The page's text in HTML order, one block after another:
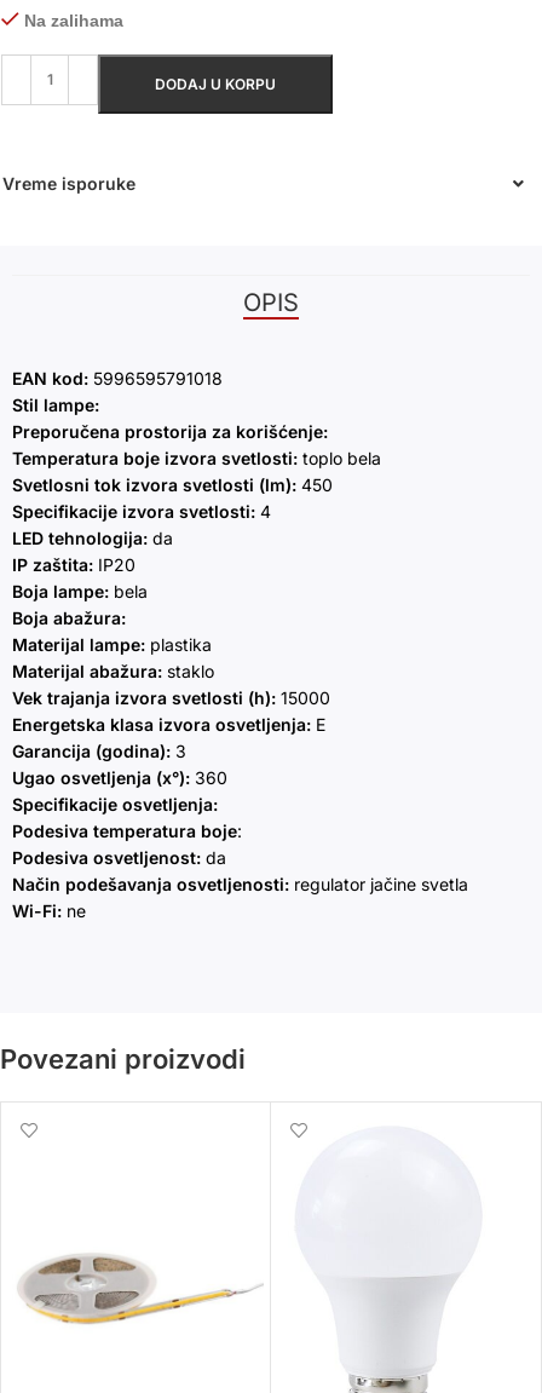
Na zalihama
DODAJ U KORPU
Vreme isporuke
OPIS
EAN kod: 5996595791018
Stil lampe:
Preporučena prostorija za korišćenje:
Temperatura boje izvora svetlosti: toplo bela
Svetlosni tok izvora svetlosti (lm): 450
Specifikacije izvora svetlosti: 4
LED tehnologija: da
IP zaštita: IP20
Boja lampe: bela
Boja abažura:
Materijal lampe: plastika
Materijal abažura: staklo
Vek trajanja izvora svetlosti (h): 15000
Energetska klasa izvora osvetljenja: E
Garancija (godina): 3
Ugao osvetljenja (x°): 360
Specifikacije osvetljenja:
Podesiva temperatura boje:
Podesiva osvetljenost: da
Način podešavanja osvetljenosti: regulator jačine svetla
Wi-Fi: ne
Povezani proizvodi